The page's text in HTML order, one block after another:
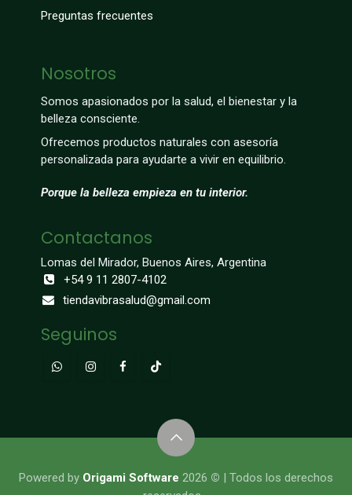
Preguntas frecuentes
Nosotros
Somos apasionados por la salud, el bienestar y la
belleza consciente.
Ofrecemos productos naturales con asesoría
personalizada para ayudarte a vivir en equilibrio.
Porque la belleza empieza en tu interior.
Contactanos
Lomas del Mirador, Buenos Aires, Argentina
+54 9 11 2807-4102
tiendavibrasalud@gmail.com
Seguinos
​​​​​​​​Powered by Origami Software 2026 © | Todos los derechos